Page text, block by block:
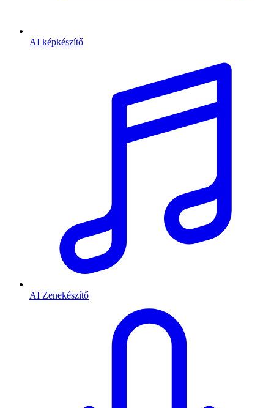
AI képkészítő
AI Zenekészítő